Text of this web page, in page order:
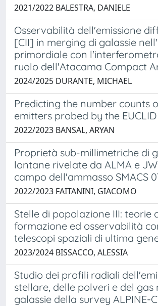
2021/2022 BALESTRA, DANIELE
Osservabilità dell'emissione
[CII] in merging di galassie
primordiale con
ruolo dell'Atacama Compact
2024/2025 DURANTE, MICHAEL
Predicting the number counts
emitters probed by the
2022/2023 BANSAL, ARYAN
Proprietà sub-millimetriche di
lontane rivelate da ALMA e
campo dell'ammasso SMACS
2022/2023 FAITANINI, GIACOMO
Stelle di popolazione III: teorie
formazione ed osservabilità
telescopi spaziali di ultima
2023/2024 BISSACCO, ALESSIA
Studio dei profili radiali
stellare, delle polveri e del gas
galassie della survey ALPINE-